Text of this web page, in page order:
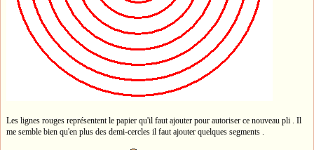
Les lignes rouges représentent le papier qu'il faut ajouter pour autoriser ce nouveau pli . Il
me semble bien qu'en plus des demi-cercles il faut ajouter quelques segments .